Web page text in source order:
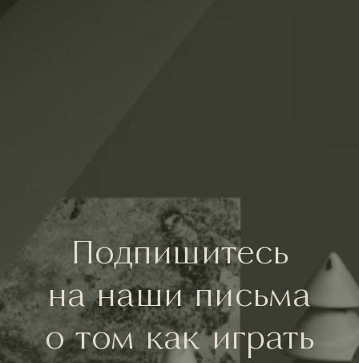
Подпишитесь
на наши письма
о том как играть